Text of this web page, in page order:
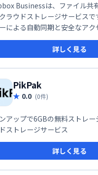
Businessは、ファイル共
ラウドストレージサービスで
による自動同期と安全なア
ら企業まで、場所を選ばずに
能です。チームでの共同作業
性を向上させます。 データの
ムーズな情報共有を実現し
ソリューションです。
詳しく見る
PikPak
0.0 (0件)
アップで6GBの無料ストレー
ストレージサービス
詳しく見る